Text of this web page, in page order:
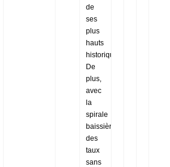
de
ses
plus
hauts
historiques.
De
plus,
avec
la
spirale
baissière
des
taux
sans